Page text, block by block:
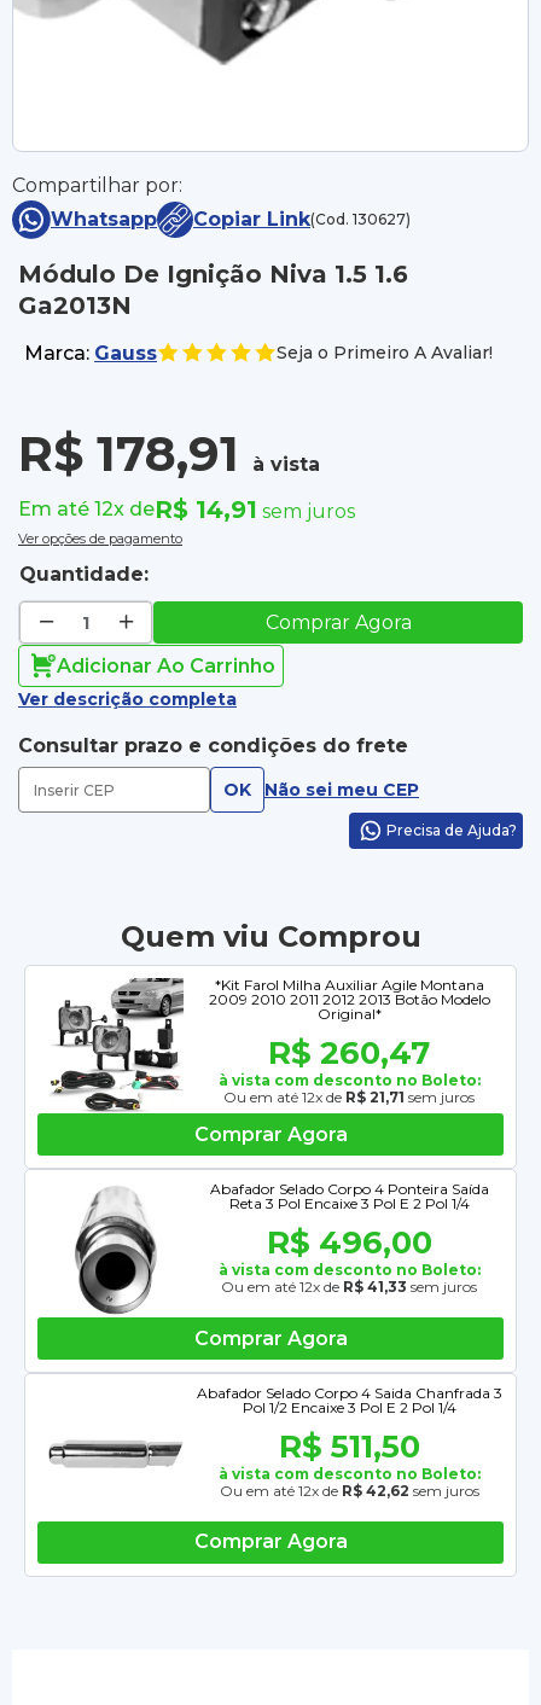
Compartilhar por:
Whatsapp
Copiar Link(Cod. 130627)
Módulo De Ignição Niva 1.5 1.6
Ga2013N
Marca: Gauss Seja o Primeiro A Avaliar!
R$ 178,91
à vista
Em até 12x deR$ 14,91 sem juros
Ver opções de pagamento
Quantidade:
Comprar Agora
Adicionar Ao Carrinho
Ver descrição completa
Consultar prazo e condições do frete
OK Não sei meu CEP
Precisa de Ajuda?
Quem viu Comprou
*Kit Farol Milha Auxiliar Agile Montana
2009 2010 2011 2012 2013 Botão Modelo
Original*
R$ 260,47
à vista com desconto no Boleto:
Ou em até 12x de R$ 21,71 sem juros
Comprar Agora
Abafador Selado Corpo 4 Ponteira Saída
Reta 3 Pol Encaixe 3 Pol E 2 Pol 1/4
R$ 496,00
à vista com desconto no Boleto:
Ou em até 12x de R$ 41,33 sem juros
Comprar Agora
Abafador Selado Corpo 4 Saida Chanfrada 3
Pol 1/2 Encaixe 3 Pol E 2 Pol 1/4
R$ 511,50
à vista com desconto no Boleto:
Ou em até 12x de R$ 42,62 sem juros
Comprar Agora